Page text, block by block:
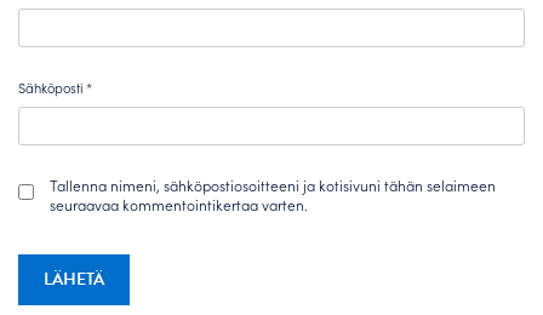
Sähköposti*
Tallenna nimeni, sähköpostiosoitteeni ja kotisivuni tähän selaimeen
seuraavaa kommentointikertaa varten.